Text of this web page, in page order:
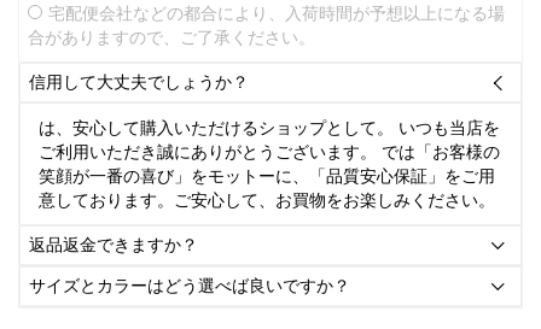
宅配便会社などの都合により、入荷時間が予想以上になる場
合がありますので、ご了承ください。
信用して大丈夫でしょうか？ 
は、安心して購入いただけるショップとして。 いつも当店を
ご利用いただき誠にありがとうございます。 では「お客様の
笑顔が一番の喜び」をモットーに、「品質安心保証」をご用
意しております。ご安心して、お買物をお楽しみください。
返品返金できますか？ 
サイズとカラーはどう選べば良いですか？ 